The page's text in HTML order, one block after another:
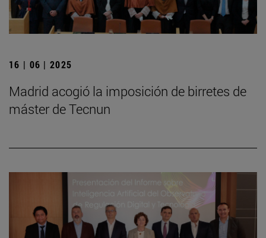
16 | 06 | 2025
Madrid acogió la imposición de birretes de
máster de Tecnun